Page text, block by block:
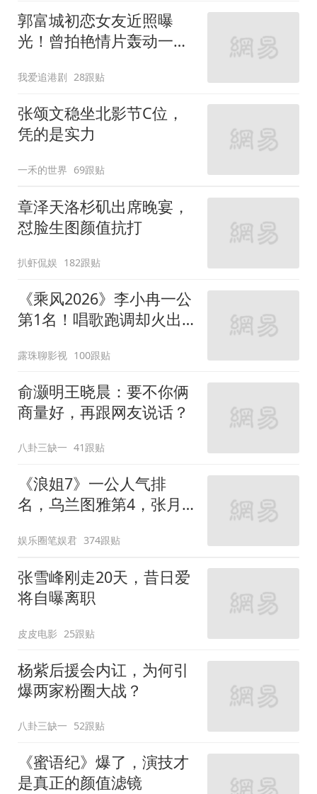
郭富城初恋女友近照曝
光！曾拍艳情片轰动一
我爱追港剧 28跟贴
张颂文稳坐北影节C位，
凭的是实力
一禾的世界 69跟贴
章泽天洛杉矶出席晚宴，
怼脸生图颜值抗打
扒虾侃娱 182跟贴
《乘风2026》李小冉一公
第1名！唱歌跑调却火出
露珠聊影视 100跟贴
俞灏明王晓晨：要不你俩
商量好，再跟网友说话？
八卦三缺一 41跟贴
《浪姐7》一公人气排
名，乌兰图雅第4，张月
娱乐圈笔娱君 374跟贴
张雪峰刚走20天，昔日爱
将自曝离职
皮皮电影 25跟贴
杨紫后援会内讧，为何引
爆两家粉圈大战？
八卦三缺一 52跟贴
《蜜语纪》爆了，演技才
是真正的颜值滤镜